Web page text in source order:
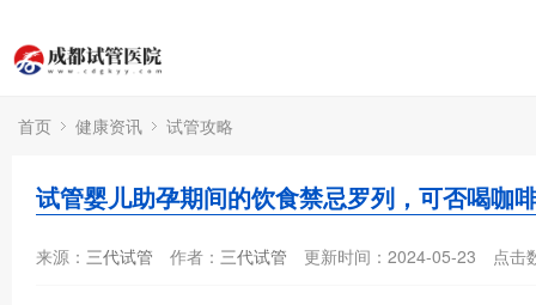
首页 健康资讯 试管攻略
试管婴儿助孕期间的饮食禁忌罗列，可否喝咖
来源： 三代试管 作者： 三代试管 更新时间：2024-05-23 点击